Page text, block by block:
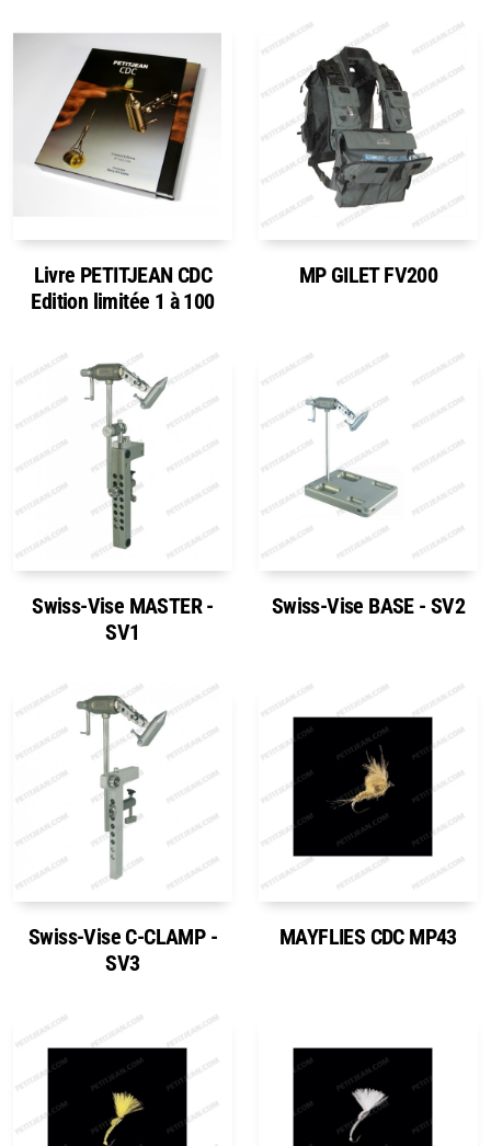
Livre PETITJEAN CDC
Edition limitée 1 à 100
MP GILET FV200
Swiss-Vise MASTER -
SV1
Swiss-Vise BASE - SV2
Swiss-Vise C-CLAMP -
SV3
MAYFLIES CDC MP43